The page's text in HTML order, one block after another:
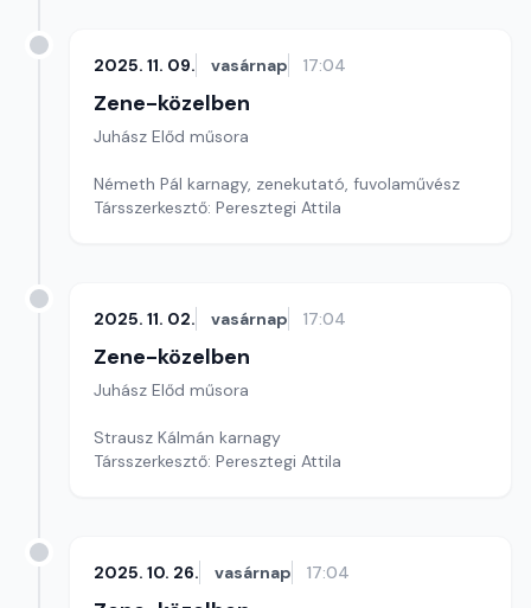
2025. 11. 09. vasárnap 17:04
Zene-közelben
Juhász Előd műsora
Németh Pál karnagy, zenekutató, fuvolaművész
Társszerkesztő: Peresztegi Attila
2025. 11. 02. vasárnap 17:04
Zene-közelben
Juhász Előd műsora
Strausz Kálmán karnagy
Társszerkesztő: Peresztegi Attila
2025. 10. 26. vasárnap 17:04